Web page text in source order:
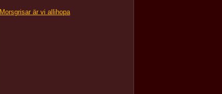
Morsgrisar är vi allihopa